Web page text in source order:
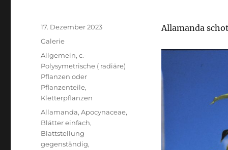
Allamanda
Veröffentlicht
am
17. Dezember 2023
Format
Galerie
Kategorien
Allgemein,c.-
Polysymetrische ( radiäre)
Pflanzen oder
Pflanzenteile,
Kletterpflanzen
Schlagwörter
Allamanda,Apocynaceae,
Blätter einfach,
Blattstellung
gegenständig,